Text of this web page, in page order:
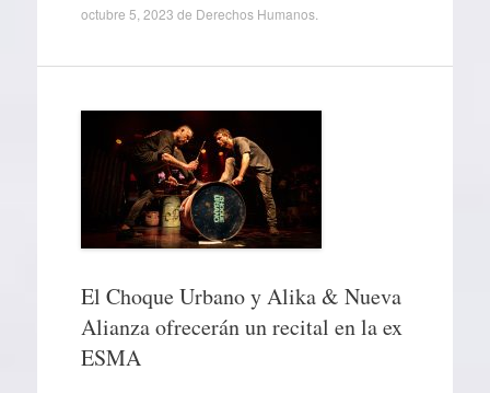
octubre 5, 2023 de Derechos Humanos.
El Choque Urbano y Alika & Nueva
Alianza ofrecerán un recital en la ex
ESMA